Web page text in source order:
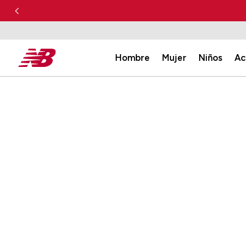
Hombre Mujer Niños